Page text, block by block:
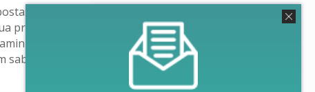
foram
própria
é
saborear